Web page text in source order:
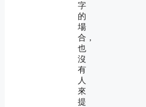
字
的
場
合，
也
沒
有
人
來
提